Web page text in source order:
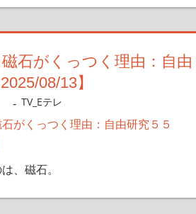
石がくっつく理由：自由
08/13】
nanigoto
TV_Eテレ
、磁石。